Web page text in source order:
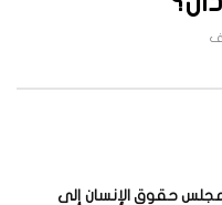
مجلس حقوق الإنسان إلى